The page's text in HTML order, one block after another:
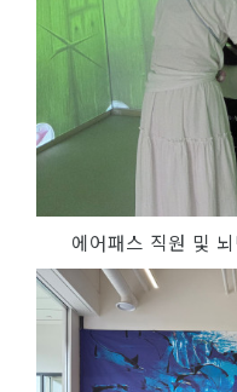
에어패스 직원 및